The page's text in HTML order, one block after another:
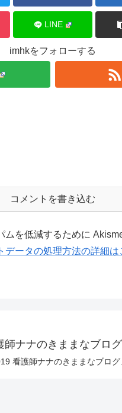
LINE
imhkをフォローする
コメントを書き込む
ムを低減するために
データの処理方法の詳細は
師ナナのきままなブログ
看護師ナナのきままなブログ.